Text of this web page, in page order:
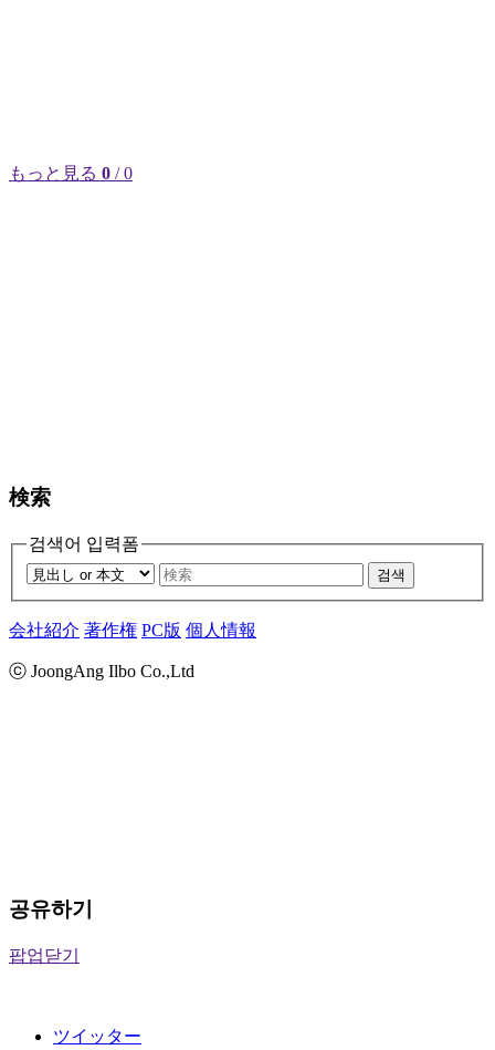
もっと見る 0 / 0
検索
검색어 입력폼
검색
会社紹介 著作権 PC版 個人情報
ⓒ JoongAng Ilbo Co.,Ltd
공유하기
팝업닫기
ツイッター